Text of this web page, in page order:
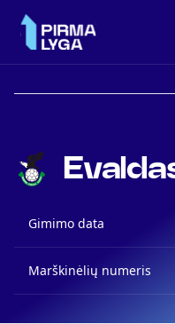
Naujienos
Tvarkaraštis
Turnyrinė lentelė
Komandos
Gimimo data
Marškinėlių numeris